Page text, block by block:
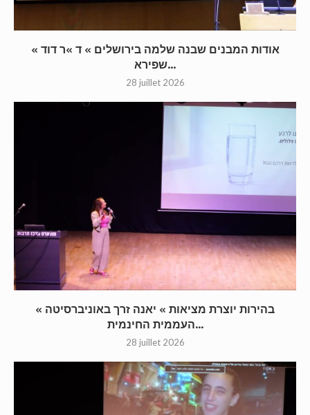
« אודות המבנים שבנה שלמה בירושלים » ד »ר דוד
שפירא...
28 juillet 2026
« בהירות יוצרת מציאות » יאנה זרך באוניברסיטה
העממית החינמית...
28 juillet 2026